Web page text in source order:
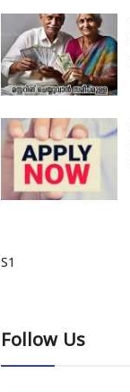
S1
Follow Us